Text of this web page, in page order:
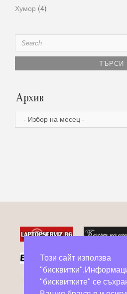
Хумор (4)
Search
for:
Архив
Архив
Фейсбук групи в помощ на
Този сайт използва
"бисквитките" се